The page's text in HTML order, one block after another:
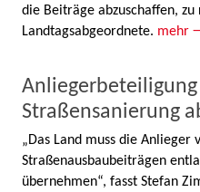
die Beiträge abzuschaffen,
Landtagsabgeordnete. mehr
Anliegerbeteiligung
Straßensanierung
„Das Land muss die Anlieger
Straßenausbaubeiträgen
übernehmen“, fasst Stefan